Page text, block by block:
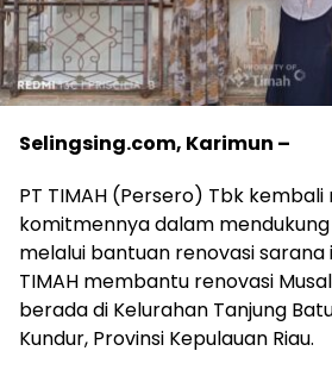
Selingsing.com, Karimun –
PT TIMAH (Persero) Tbk
komitmennya dalam
melalui bantuan renovasi sarana
TIMAH membantu renovasi
berada di Kelurahan Tanjung
Kundur, Provinsi Kepulauan Riau.